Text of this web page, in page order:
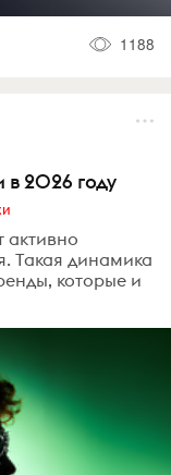
1188
2026 году
активно
Такая динамика
которые и